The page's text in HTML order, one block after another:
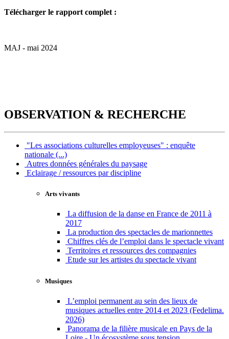
Télécharger le rapport complet :
MAJ - mai 2024
OBSERVATION & RECHERCHE
"Les associations culturelles employeuses" : enquête
nationale (...)
Autres données générales du paysage
Eclairage / ressources par discipline
Arts vivants
La diffusion de la danse en France de 2011 à
2017
La production des spectacles de marionnettes
Chiffres clés de l’emploi dans le spectacle vivant
Territoires et ressources des compagnies
Etude sur les artistes du spectacle vivant
Musiques
L’emploi permanent au sein des lieux de
musiques actuelles entre 2014 et 2023 (Fedelima.
2026)
Panorama de la filière musicale en Pays de la